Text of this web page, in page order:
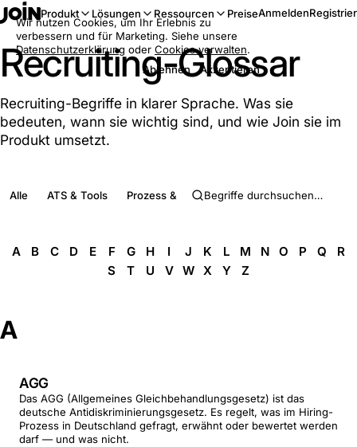
Produkt Lösungen Ressourcen PreiseAnmelden
Recruiting-Glossar
Recruiting-Begriffe in klarer Sprache. Was sie
bedeuten, wann sie wichtig sind, und wie Join sie im
Produkt umsetzt.
Alle ATS & Tools Prozess & Phasen Rollen & Menschen
A B C D E F G H I J K L M N O P Q
R
S
T U V W X Y Z
A
AGG
Das AGG (Allgemeines Gleichbehandlungsgesetz) ist das
deutsche Antidiskriminierungsgesetz. Es regelt, was im Hiring-
Prozess in Deutschland gefragt, erwähnt oder bewertet werden
darf — und was nicht.
Wir nutzen Cookies, um Ihr Erlebnis zu
verbessern und für Marketing. Siehe unsere
Datenschutzerklärung oder Cookies verwalten.
Ablehnen
Akzeptieren